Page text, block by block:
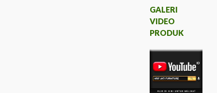
GALERI
VIDEO
PRODUK